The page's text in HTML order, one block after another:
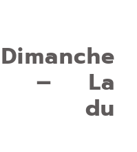
Dimanche
– La
du